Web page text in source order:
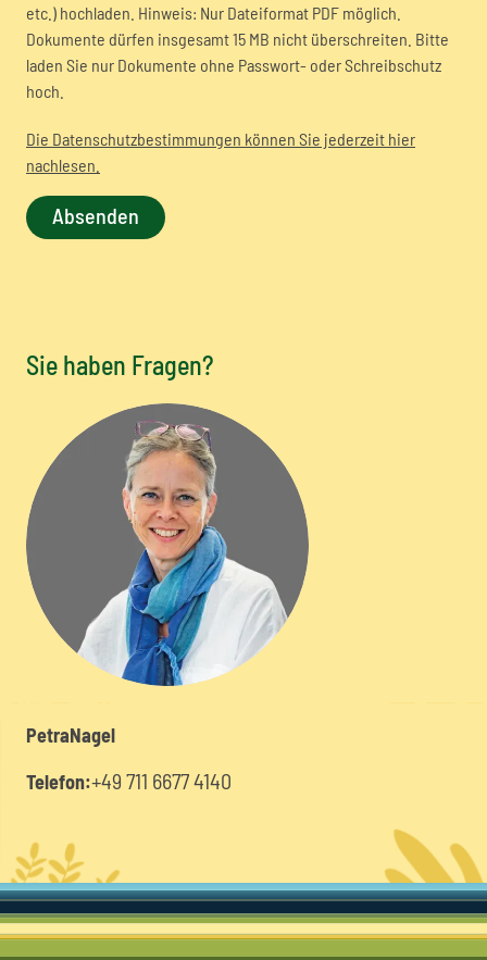
etc.) hochladen. Hinweis: Nur Dateiformat PDF möglich.
Dokumente dürfen insgesamt 15 MB nicht überschreiten. Bitte
laden Sie nur Dokumente ohne Passwort- oder Schreibschutz
hoch.
Die Datenschutzbestimmungen können Sie jederzeit hier
nachlesen.
Sie haben Fragen?
PetraNagel
Telefon:+49 711 6677 4140